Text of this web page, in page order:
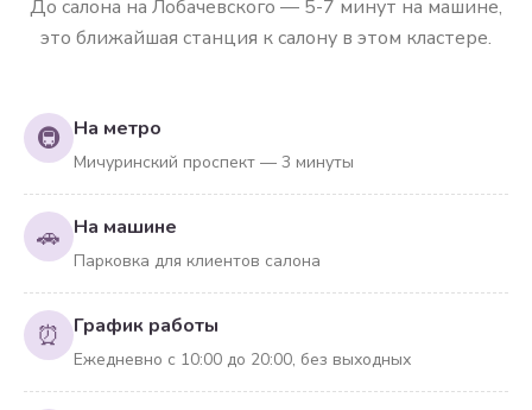
До салона на Лобачевского — 5-7 минут на машине,
это ближайшая станция к салону в этом кластере.
🚇 На метро
Мичуринский проспект — 3 минуты
🚗 На машине
Парковка для клиентов салона
⏰ График работы
Ежедневно с 10:00 до 20:00, без выходных